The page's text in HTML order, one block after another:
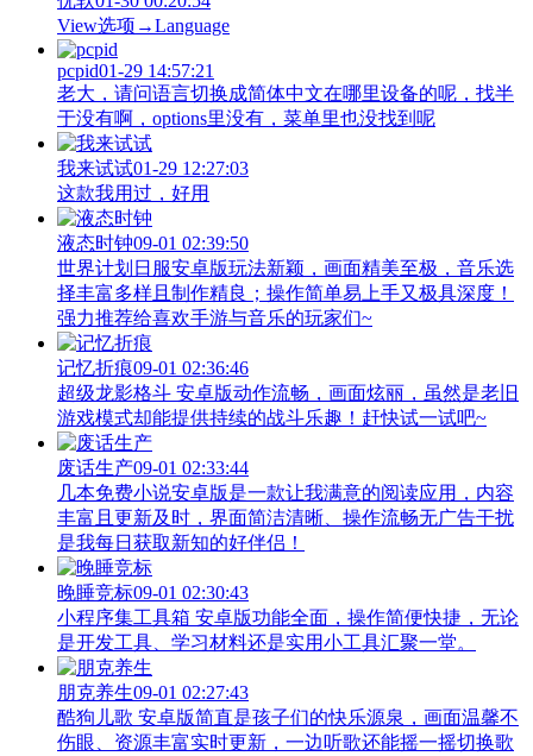
View‌选项→Language
pcpid01-29 14:57:21
老大，请问语言切换成简体中文在哪里设备的呢，找半
于没有啊，options里没有，菜单里也没找到呢
我来试试01-29 12:27:03
这款我用过，好用
液态时钟09-01 02:39:50
世界计划日服安卓版玩法新颖，画面精美至极，音乐选
择丰富多样且制作精良；操作简单易上手又极具深度！
强力推荐给喜欢手游与音乐的玩家们~
记忆折痕09-01 02:36:46
超级龙影格斗 安卓版动作流畅，画面炫丽，虽然是老旧
游戏模式却能提供持续的战斗乐趣！赶快试一试吧~
废话生产09-01 02:33:44
几本免费小说安卓版是一款让我满意的阅读应用，内容
丰富且更新及时，界面简洁清晰、操作流畅无广告干扰
是我每日获取新知的好伴侣！
晚睡竞标09-01 02:30:43
小程序集工具箱 安卓版功能全面，操作简便快捷，无论
是开发工具、学习材料还是实用小工具汇聚一堂。
朋克养生09-01 02:27:43
酷狗儿歌 安卓版简直是孩子们的快乐源泉，画面温馨不
伤眼、资源丰富实时更新，一边听歌还能摇一摇切换歌